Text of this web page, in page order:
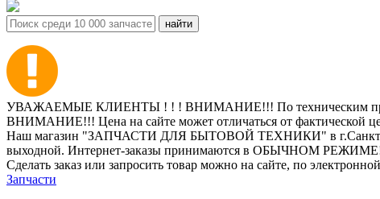
УВАЖАЕМЫЕ КЛИЕНТЫ ! ! ! ВНИМАНИЕ!!! По техническим
ВНИМАНИЕ!!! Цена на сайте может отличаться от фактической
Наш магазин "ЗАПЧАСТИ ДЛЯ БЫТОВОЙ ТЕХНИКИ" в г.Санкт-
выходной. Интернет-заказы принимаются в ОБЫЧНОМ
Сделать заказ или запросить товар можно на сайте, по
Запчасти